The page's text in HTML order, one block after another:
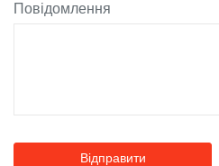
Повідомлення
Відправити